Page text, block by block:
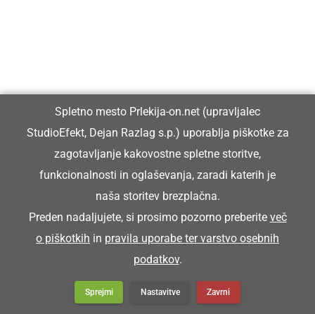
Spletno mesto Prlekija-on.net (upravljalec
StudioEfekt, Dejan Razlag s.p.) uporablja piškotke za
zagotavljanje kakovostne spletne storitve,
funkcionalnosti in oglaševanja, zaradi katerih je
naša storitev brezplačna.
Preden nadaljujete, si prosimo pozorno preberite več
o piškotkih in pravila uporabe ter varstvo osebnih
podatkov.
Sprejmi Nastavitve Zavrni